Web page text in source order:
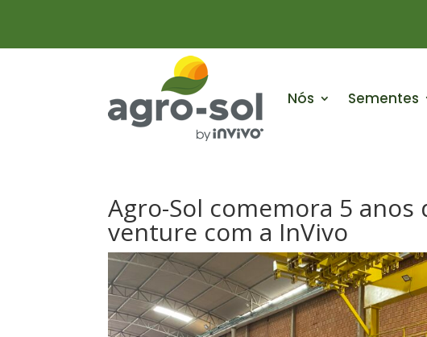
Nós Sementes
Agro-Sol comemora 5
venture com a InVivo